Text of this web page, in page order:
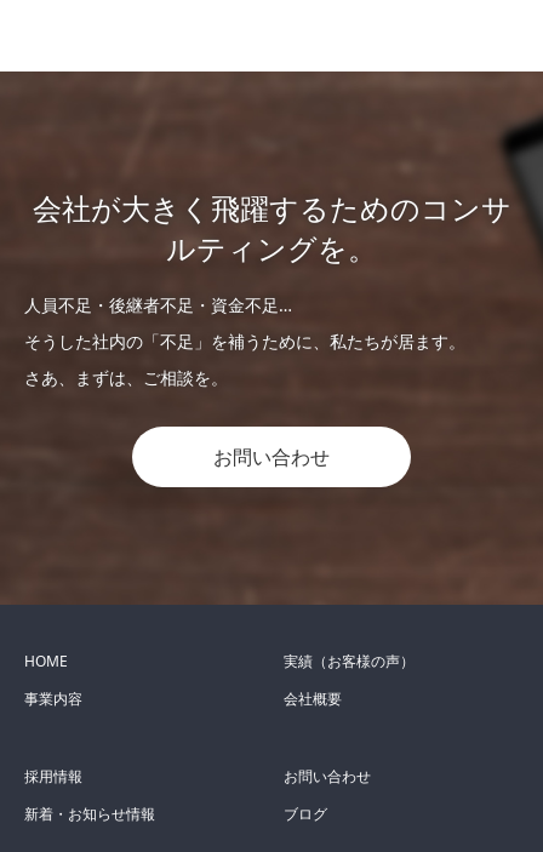
会社が大きく飛躍するためのコンサ
ルティングを。
人員不足・後継者不足・資金不足…
そうした社内の「不足」を補うために、私たちが居ます。
さあ、まずは、ご相談を。
お問い合わせ
HOME
事業内容
実績（お客様の声）
会社概要
採用情報
新着・お知らせ情報
お問い合わせ
ブログ